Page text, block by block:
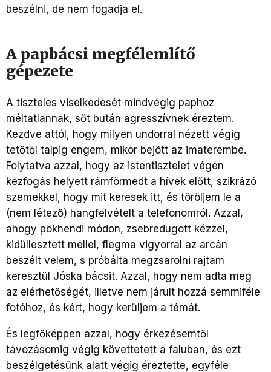
beszélni, de nem fogadja el.
A papbácsi megfélemlítő
gépezete
A tiszteles viselkedését mindvégig paphoz
méltatlannak, sőt bután agresszívnek éreztem.
Kezdve attól, hogy milyen undorral nézett végig
tetőtől talpig engem, mikor bejött az imaterembe.
Folytatva azzal, hogy az istentisztelet végén
kézfogás helyett rámförmedt a hívek előtt, szikrázó
szemekkel, hogy mit keresek itt, és töröljem le a
(nem létező) hangfelvételt a telefonomról. Azzal,
ahogy pökhendi módon, zsebredugott kézzel,
kidüllesztett mellel, flegma vigyorral az arcán
beszélt velem, s próbálta megzsarolni rajtam
keresztül Jóska bácsit. Azzal, hogy nem adta meg
az elérhetőségét, illetve nem járult hozzá semmiféle
fotóhoz, és kért, hogy kerüljem a témát.
És legfőképpen azzal, hogy érkezésemtől
távozásomig végig követtetett a faluban, és ezt
beszélgetésünk alatt végig éreztette, egyféle